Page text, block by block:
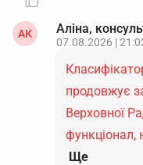
АК Аліна,
07.08.2026 |
продовжує
Верховної
функціонал,
Ще